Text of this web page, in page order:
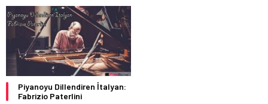
Piyanoyu Dillendiren İtalyan:
Fabrizio Paterlini